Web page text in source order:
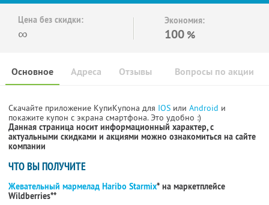
Цена без скидки:
∞
Экономия:
100 %
Основное Отзывы Вопросы по акции
Адреса
Скачайте приложение КупиКупона для IOS или Android и
покажите купон с экрана смартфона. Это удобно :)
Данная страница носит информационный характер, с
актуальными скидками и акциями можно ознакомиться на сайте
компании
ЧТО ВЫ ПОЛУЧИТЕ
Жевательный мармелад Haribo Starmix* на маркетплейсе
Wildberries**